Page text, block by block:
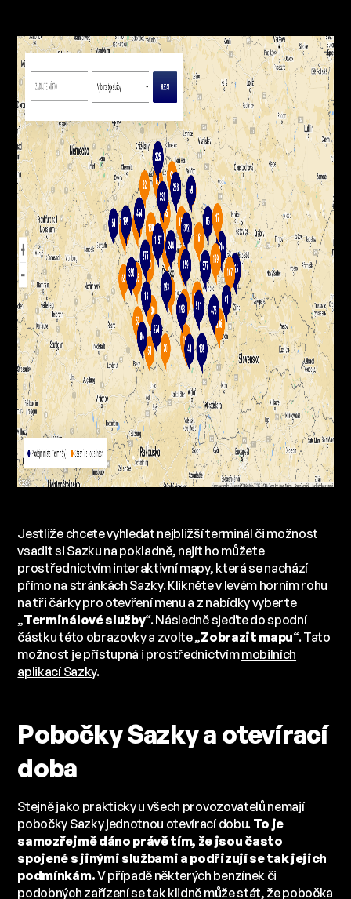
Jestliže chcete vyhledat nejbližší terminál či možnost
vsadit si Sazku na pokladně, najít ho můžete
prostřednictvím interaktivní mapy, která se nachází
přímo na stránkách Sazky. Klikněte v levém horním rohu
na tři čárky pro otevření menu a z nabídky vyberte
„Terminálové služby“. Následně sjeďte do spodní
částku této obrazovky a zvolte „Zobrazit mapu“. Tato
možnost je přístupná i prostřednictvímmobilních
aplikací Sazky.
Pobočky Sazky a otevírací
doba
Stejně jako prakticky u všech provozovatelů nemají
pobočky Sazky jednotnou otevírací dobu. To je
samozřejmě dáno právě tím, že jsou často
spojené s jinými službami a podřizují se tak jejich
podmínkám.V případě některých benzínek či
podobných zařízení se tak klidně může stát, že pobočka